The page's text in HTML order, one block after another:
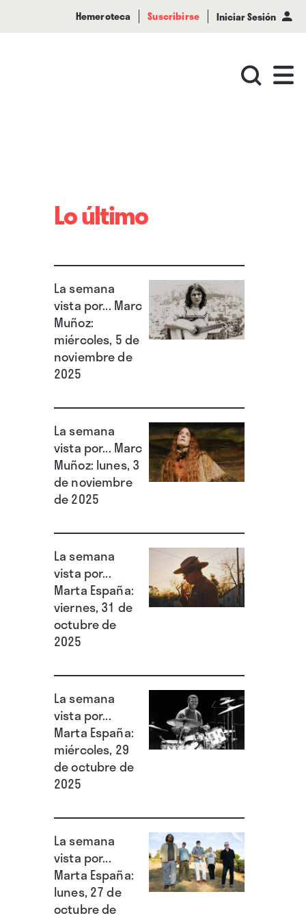
Hemeroteca Suscribirse Iniciar Sesión
Lo último
La semana
vista por... Marc
Muñoz:
miércoles, 5 de
noviembre de
2025
La semana
vista por... Marc
Muñoz: lunes, 3
de noviembre
de 2025
La semana
vista por...
Marta España:
viernes, 31 de
octubre de
2025
La semana
vista por...
Marta España:
miércoles, 29
de octubre de
2025
La semana
vista por...
Marta España:
lunes, 27 de
octubre de